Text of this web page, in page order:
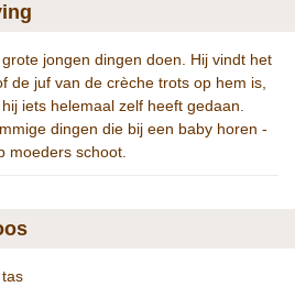
jongen dingen doen. Hij vindt het
de juf van de crèche trots op hem is,
iets helemaal zelf heeft gedaan.
dingen die bij een baby horen -
moeders schoot.